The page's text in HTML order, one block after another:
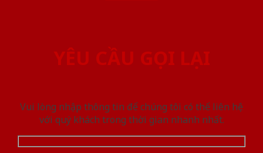
YÊU CẦU GỌI LẠI
Vui lòng nhập thông tin để chúng tôi có thể liên hệ
với quý khách trong thời gian nhanh nhất.